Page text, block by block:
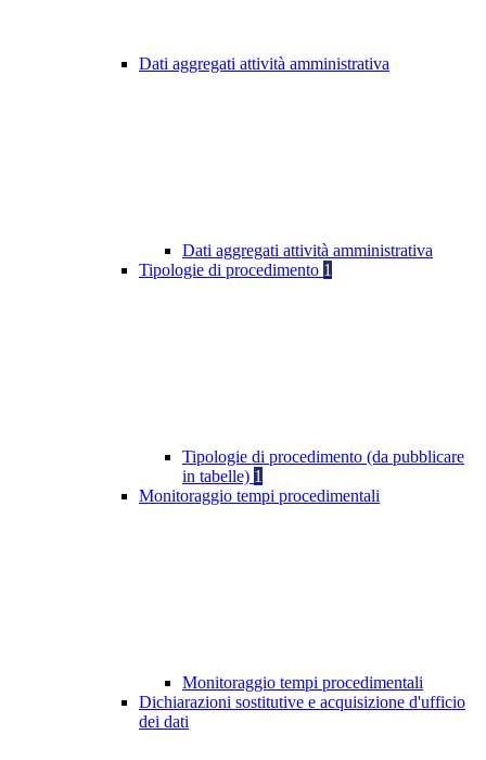
Dati aggregati attività amministrativa
Dati aggregati attività amministrativa
Tipologie di procedimento 1
Tipologie di procedimento (da pubblicare
in tabelle) 1
Monitoraggio tempi procedimentali
Monitoraggio tempi procedimentali
Dichiarazioni sostitutive e acquisizione d'ufficio
dei dati